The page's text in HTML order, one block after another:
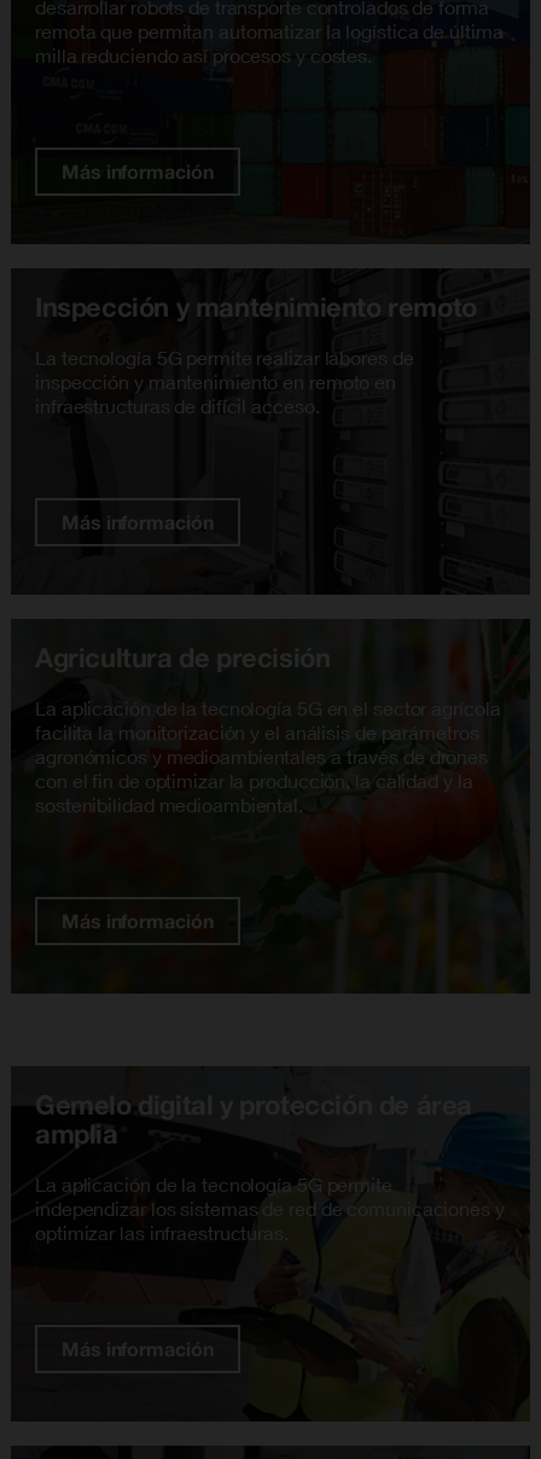
desarrollar robots de transporte controlados de forma
remota que permitan automatizar la logística de última
milla reduciendo así procesos y costes.
Más información
Inspección y mantenimiento remoto
La tecnología 5G permite realizar labores de
inspección y mantenimiento en remoto en
infraestructuras de difícil acceso.
Más información
Agricultura de precisión
La aplicación de la tecnología 5G en el sector agrícola
facilita la monitorización y el análisis de parámetros
agronómicos y medioambientales a través de drones
con el fin de optimizar la producción, la calidad y la
sostenibilidad medioambiental.
Más información
Gemelo digital y protección de área
amplia
La aplicación de la tecnología 5G permite
independizar los sistemas de red de comunicaciones y
optimizar las infraestructuras.
Más información